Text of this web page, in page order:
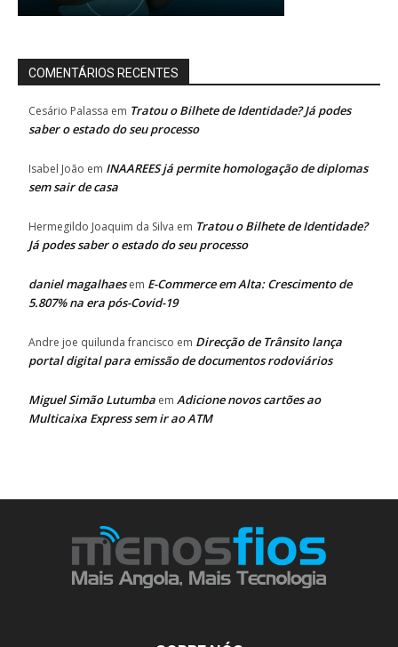
COMENTÁRIOS RECENTES
Cesário Palassa em Tratou o Bilhete de Identidade? Já podes
saber o estado do seu processo
Isabel João em INAAREES já permite homologação de diplomas
sem sair de casa
Hermegildo Joaquim da Silva em Tratou o Bilhete de Identidade?
Já podes saber o estado do seu processo
daniel magalhaesem E-Commerce em Alta: Crescimento de
5.807% na era pós-Covid-19
Andre joe quilunda francisco em Direcção de Trânsito lança
portal digital para emissão de documentos rodoviários
Miguel Simão Lutumba em Adicione novos cartões ao
Multicaixa Express sem ir ao ATM